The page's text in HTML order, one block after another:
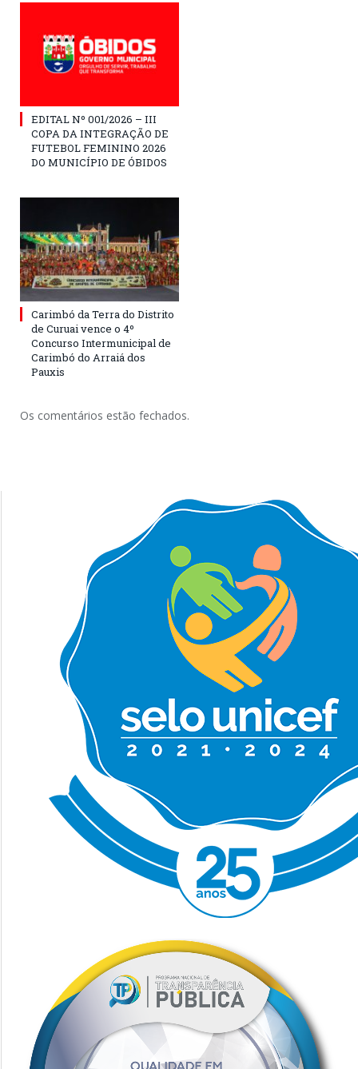
EDITAL Nº 001/2026 – III
COPA DA INTEGRAÇÃO DE
FUTEBOL FEMININO 2026
DO MUNICÍPIO DE ÓBIDOS
Carimbó da Terra do Distrito
de Curuai vence o 4º
Concurso Intermunicipal de
Carimbó do Arraiá dos
Pauxis
Os comentários estão fechados.